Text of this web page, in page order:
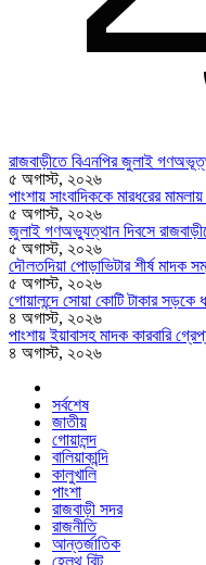
রাজবাড়ীতে বিএন‌পির জুলাই
৫ অগাস্ট, ২০২৬
পাংশায় সাংবাদিককে মারধরের
৫ অগাস্ট, ২০২৬
জুলাই গণঅভ্যুত্থান দিবসে
৫ অগাস্ট, ২০২৬
দৌলতদিয়া পোড়াভিটার শীর্ষ মাদক
৫ অগাস্ট, ২০২৬
গোয়ালন্দে সোয়া কোটি টাকার
৪ অগাস্ট, ২০২৬
পাংশায় ইয়াবাসহ মাদক কারবারি
৪ অগাস্ট, ২০২৬
সর্বশেষ
জাতীয়
গোয়ালন্দ
বালিয়াকান্দি
কালুখালি
পাংশা
রাজবাড়ী সদর
রাজনীতি
আন্তর্জাতিক
হেলথ বিট